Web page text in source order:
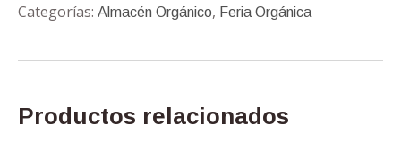
Categorías: Almacén Orgánico, Feria Orgánica
Productos relacionados